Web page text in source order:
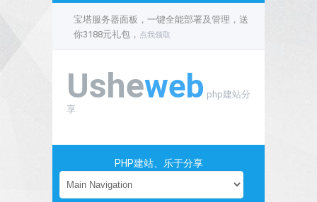
宝塔服务器面板，一键全能部署及管理，送
你3188元礼包， 点我领取
Usheweb php建站分
享
PHP建站、乐于分享